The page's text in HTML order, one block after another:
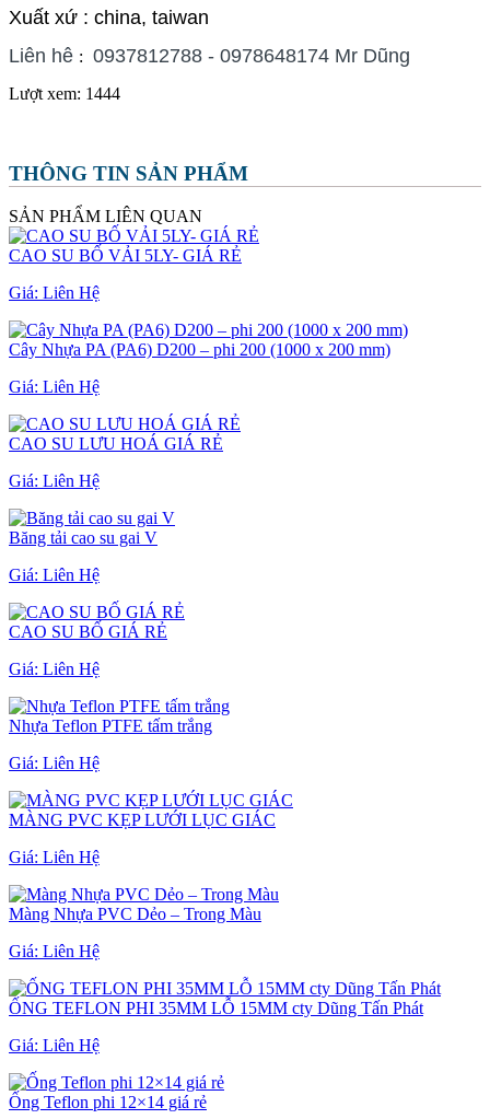
Xuất xứ : china, taiwan
Liên hê : 0937812788 - 0978648174 Mr Dũng
Lượt xem: 1444
THÔNG TIN SẢN PHẨM
SẢN PHẨM LIÊN QUAN
CAO SU BỐ VẢI 5LY- GIÁ RẺ
Giá: Liên Hệ
Cây Nhựa PA (PA6) D200 – phi 200 (1000 x 200 mm)
Giá: Liên Hệ
CAO SU LƯU HOÁ GIÁ RẺ
Giá: Liên Hệ
Băng tải cao su gai V
Giá: Liên Hệ
CAO SU BỐ GIÁ RẺ
Giá: Liên Hệ
Nhựa Teflon PTFE tấm trắng
Giá: Liên Hệ
MÀNG PVC KẸP LƯỚI LỤC GIÁC
Giá: Liên Hệ
Màng Nhựa PVC Dẻo – Trong Màu
Giá: Liên Hệ
ỐNG TEFLON PHI 35MM LỖ 15MM cty Dũng Tấn Phát
Giá: Liên Hệ
Ống Teflon phi 12×14 giá rẻ